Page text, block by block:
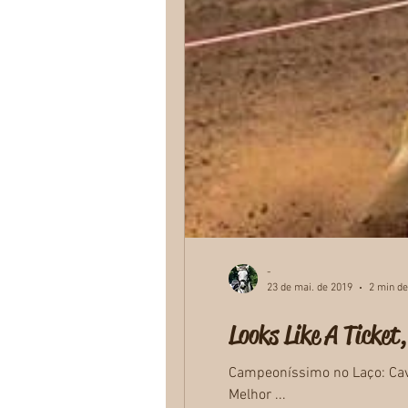
Looks Like A
Campeoníssimo no Laço:
Melhor ...
-
23 de mai. de 2019
2 min